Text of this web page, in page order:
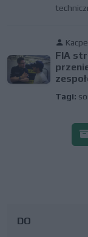
FIA
Tagi:
DO